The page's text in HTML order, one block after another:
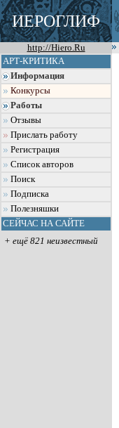
ИЕРОГЛИФ
http://Hiero.Ru
АРТ-КРИТИКА
Информация
Конкурсы
Работы
Отзывы
Прислать работу
Регистрация
Список авторов
Поиск
Подписка
Полезняшки
СЕЙЧАС НА САЙТЕ
+ ещё 821 неизвестный